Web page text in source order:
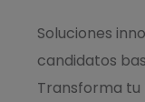
Soluciones
candidatos
Transforma